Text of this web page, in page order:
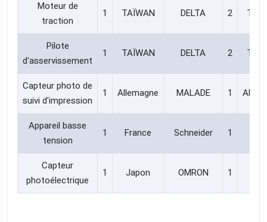
Moteur de
traction
1 TAÏWAN DELTA 2
Pilote
d'asservissement
1 TAÏWAN DELTA 2
Capteur photo de
suivi d'impression
1 Allemagne MALADE 1
Appareil basse
tension
1 France Schneider 1
Capteur
photoélectrique
1 Japon OMRON 1